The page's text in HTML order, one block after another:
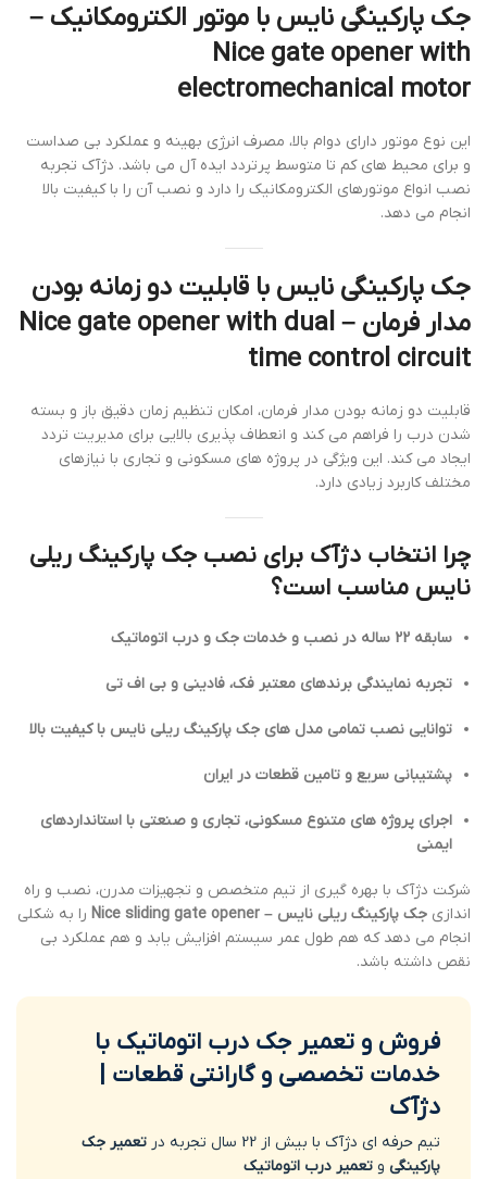
جک پارکینگی نایس با موتور الکترومکانیک –
Nice gate opener with
electromechanical motor
این نوع موتور دارای دوام بالا، مصرف انرژی بهینه و عملکرد بی صداست
و برای محیط های کم تا متوسط پرتردد ایده آل می باشد. دژآک تجربه
نصب انواع موتورهای الکترومکانیک را دارد و نصب آن را با کیفیت بالا
انجام می دهد.
جک پارکینگی نایس با قابلیت دو زمانه بودن
مدار فرمان – Nice gate opener with dual
time control circuit
قابلیت دو زمانه بودن مدار فرمان، امکان تنظیم زمان دقیق باز و بسته
شدن درب را فراهم می کند و انعطاف پذیری بالایی برای مدیریت تردد
ایجاد می کند. این ویژگی در پروژه های مسکونی و تجاری با نیازهای
مختلف کاربرد زیادی دارد.
چرا انتخاب دژآک برای نصب جک پارکینگ ریلی
نایس مناسب است؟
سابقه 22 ساله در نصب و خدمات جک و درب اتوماتیک
تجربه نمایندگی برندهای معتبر فک، فادینی و بی اف تی
توانایی نصب تمامی مدل های جک پارکینگ ریلی نایس با کیفیت بالا
پشتیبانی سریع و تامین قطعات در ایران
اجرای پروژه های متنوع مسکونی، تجاری و صنعتی با استانداردهای
ایمنی
شرکت دژآک با بهره گیری از تیم متخصص و تجهیزات مدرن، نصب و راه
اندازی جک پارکینگ ریلی نایس – Nice sliding gate opener
را به شکلی
انجام می دهد که هم طول عمر سیستم افزایش یابد و هم عملکرد بی
نقص داشته باشد.
فروش و تعمیر جک درب اتوماتیک با
خدمات تخصصی و گارانتی قطعات |
دژآک
تیم حرفه ای دژآک با بیش از 22 سال تجربه در
تعمیر جک
پارکینگی و تعمیر درب اتوماتیک